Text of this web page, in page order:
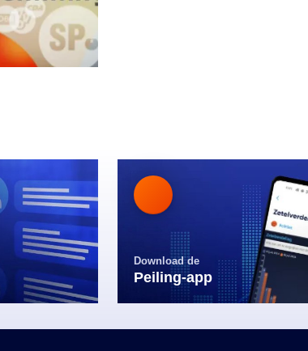
Download de
Peiling-app